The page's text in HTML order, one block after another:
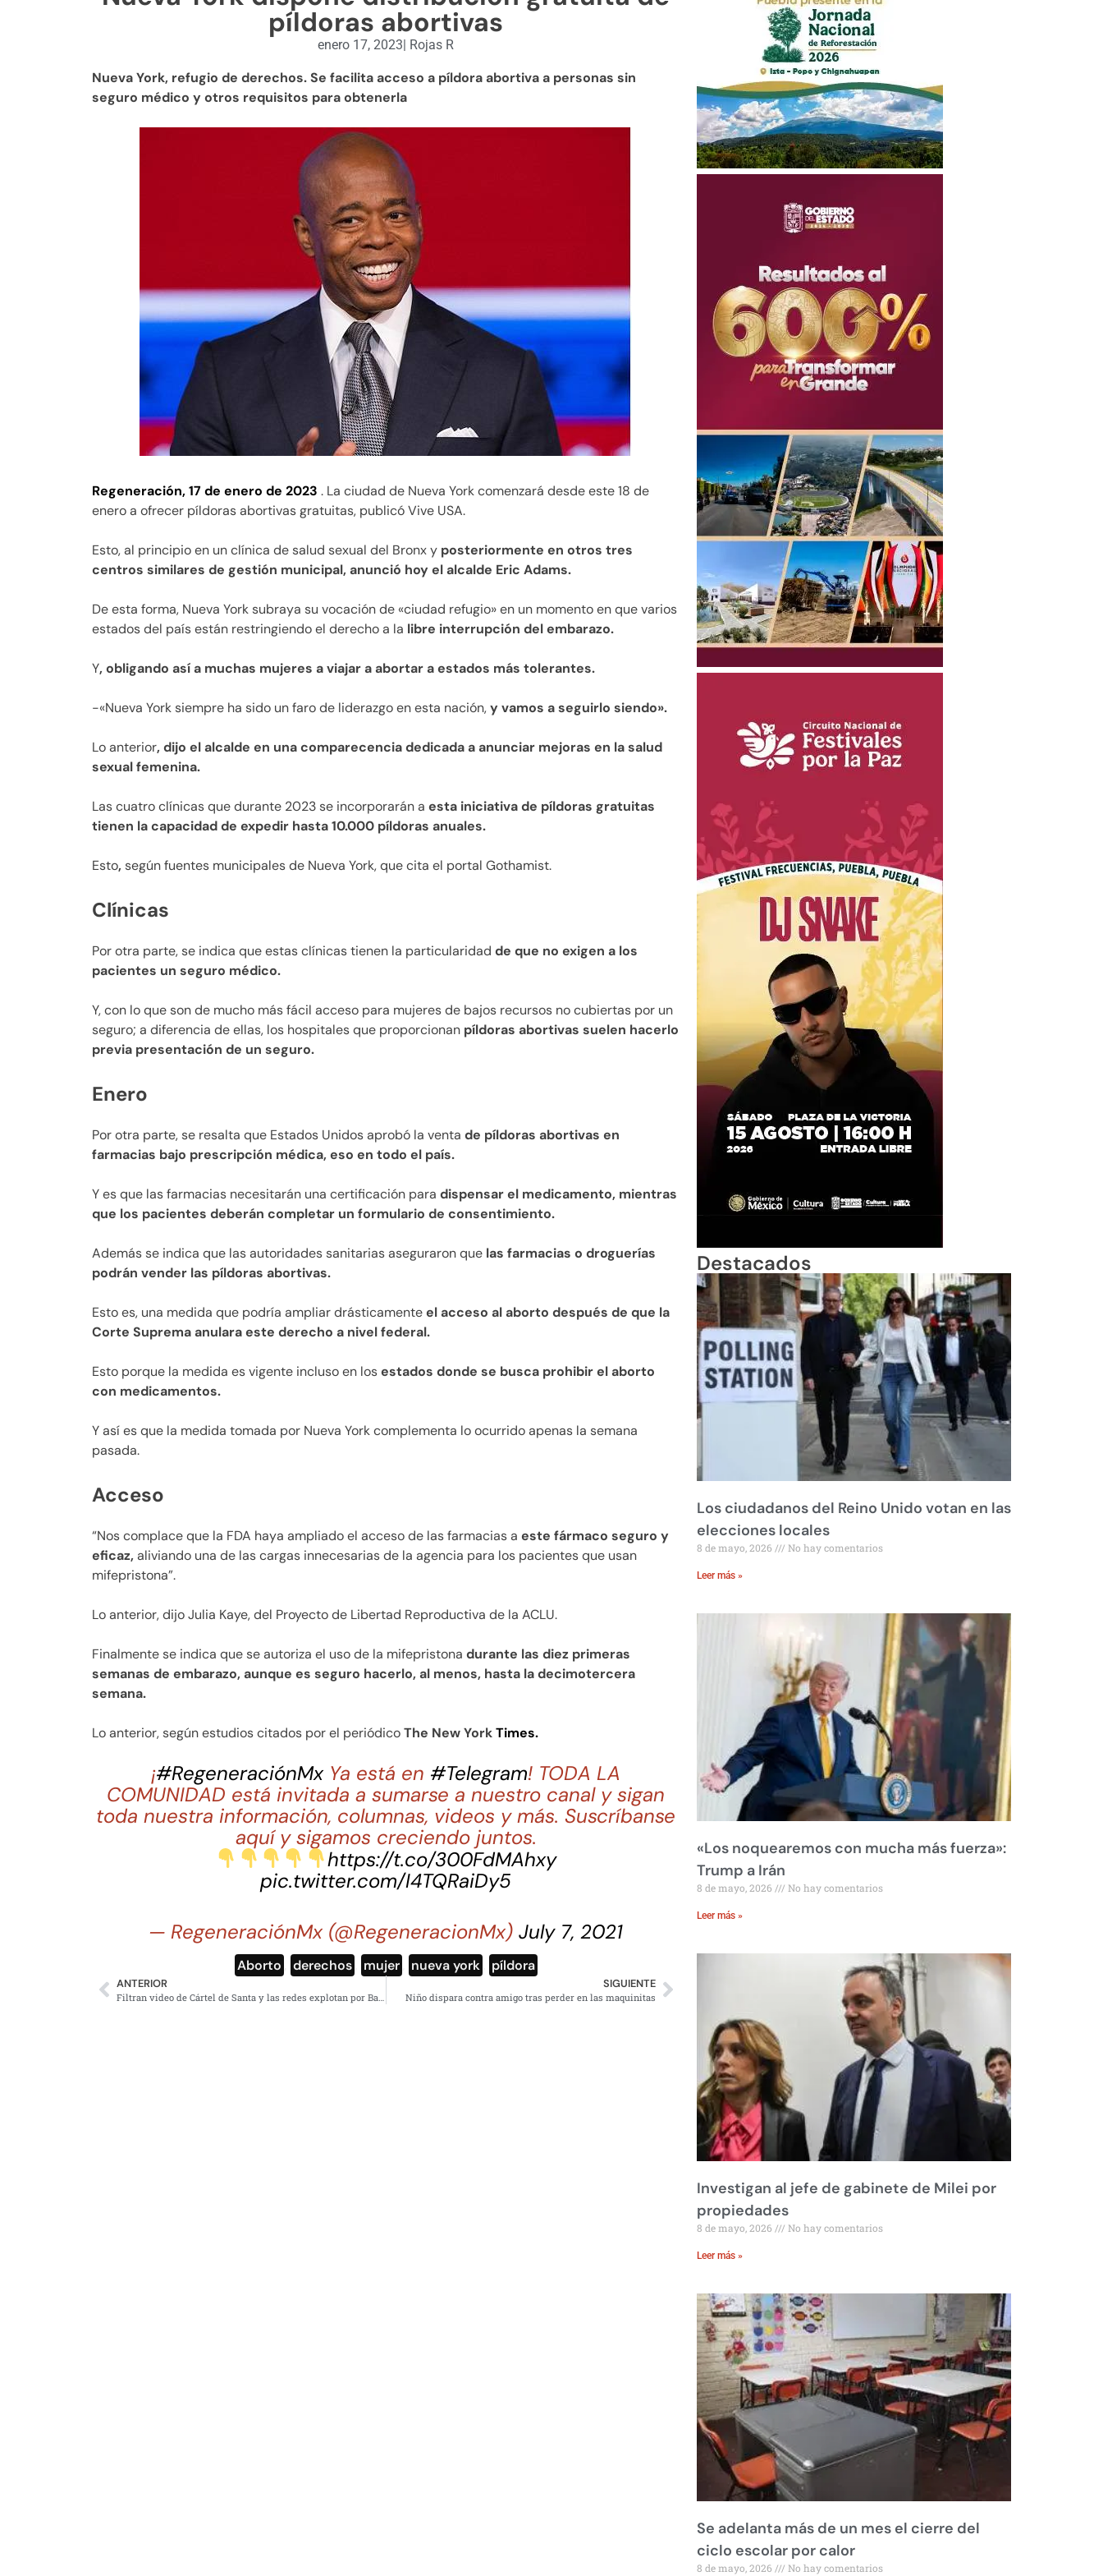
píldoras abortivas
enero 17, 2023 Rojas R
Nueva York, refugio de derechos. Se facilita acceso a píldora abortiva a personas sin
seguro médico y otros requisitos para obtenerla
Regeneración, 17 de enero de 2023 . La ciudad de Nueva York comenzará desde este 18 de
enero a ofrecer píldoras abortivas gratuitas, publicó Vive USA.
Esto, al principio en un clínica de salud sexual del Bronx y posteriormente en otros tres
centros similares de gestión municipal, anunció hoy el alcalde Eric Adams.
De esta forma, Nueva York subraya su vocación de «ciudad refugio» en un momento en que varios
estados del país están restringiendo el derecho a la libre interrupción del embarazo.
Y, obligando así a muchas mujeres a viajar a abortar a estados más tolerantes.
-«Nueva York siempre ha sido un faro de liderazgo en esta nación,y vamos a seguirlo siendo».
Lo anterior, dijo el alcalde en una comparecencia dedicada a anunciar mejoras en la salud
sexual femenina.
Las cuatro clínicas que durante 2023 se incorporarán a esta iniciativa de píldoras gratuitas
tienen la capacidad de expedir hasta 10.000 píldoras anuales.
Esto, según fuentes municipales de Nueva York, que cita el portal Gothamist.
Clínicas
Por otra parte, se indica que estas clínicas tienen la particularidad de que no exigen a los
pacientes un seguro médico.
Y, con lo que son de mucho más fácil acceso para mujeres de bajos recursos no cubiertas por un
seguro; a diferencia de ellas, los hospitales que proporcionan píldoras abortivas suelen hacerlo
previa presentación de un seguro.
Enero
Por otra parte, se resalta que Estados Unidos aprobó la venta de píldoras abortivas en
farmacias bajo prescripción médica, eso en todo el país.
Y es que las farmacias necesitarán una certificación para dispensar el medicamento, mientras
que los pacientes deberán completar un formulario de consentimiento.
Además se indica que las autoridades sanitarias aseguraron que las farmacias o droguerías
podrán vender las píldoras abortivas.
Esto es, una medida que podría ampliar drásticamenteel acceso al aborto después de que la
Corte Suprema anulara este derecho a nivel federal.
Esto porque la medida es vigente incluso en losestados donde se busca prohibir el aborto
con medicamentos.
Y así es que la medida tomada por Nueva York complementa lo ocurrido apenas la semana
pasada.
Acceso
“Nos complace que la FDA haya ampliado el acceso de las farmacias a este fármaco seguro y
eficaz, aliviando una de las cargas innecesarias de la agencia para los pacientes que usan
mifepristona”.
Lo anterior, dijo Julia Kaye, del Proyecto de Libertad Reproductiva de la ACLU.
Finalmente se indica que se autoriza el uso de la mifepristona durante las diez primeras
semanas de embarazo, aunque es seguro hacerlo, al menos, hasta la decimotercera
semana.
Lo anterior, según estudios citados por el periódicoThe New YorkTimes.
¡#RegeneraciónMxYa está en #Telegram! TODA LA
COMUNIDAD está invitada a sumarse a nuestro canal y sigan
toda nuestra información, columnas, videos y más. Suscríbanse
aquí y sigamos creciendo juntos.
https://t.co/300FdMAhxy
pic.twitter.com/I4TQRaiDy5
— RegeneraciónMx (@RegeneracionMx)July 7, 2021
Aborto derechos mujer nueva york píldora
ANTERIOR SIGUIENTE
Niño dispara contra amigo tras perder en las maquinitas
Destacados
Los ciudadanos del Reino Unido votan en las
elecciones locales
8 de mayo, 2026 No hay comentarios
Leer más »
«Los noquearemos con mucha más fuerza»:
Trump a Irán
8 de mayo, 2026 No hay comentarios
Leer más »
Investigan al jefe de gabinete de Milei por
propiedades
8 de mayo, 2026 No hay comentarios
Leer más »
Se adelanta más de un mes el cierre del
ciclo escolar por calor
8 de mayo, 2026 No hay comentarios